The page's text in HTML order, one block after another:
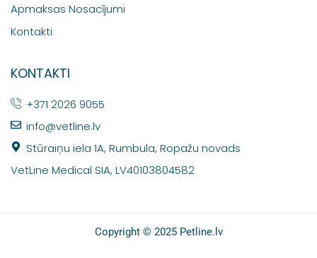
Apmaksas Nosacījumi
Kontakti
KONTAKTI
+371 2026 9055
info@vetline.lv
Stūraiņu iela 1A, Rumbula, Ropažu novads
VetLine Medical SIA, LV40103804582
Copyright © 2025 Petline.lv